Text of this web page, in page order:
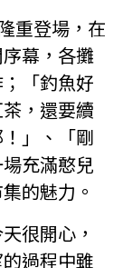
重登場，在
幕，各攤
「釣魚好
，還要續
」、「剛
充滿憨兒
的魅力。
很開心，
過程中雖